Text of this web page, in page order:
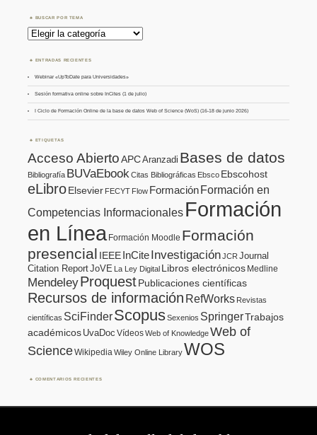
BUSCAR POR TEMA
Buscar
por
Tema
ENTRADAS RECIENTES
Webinar «UpToDate para Universidades»
Sesión formativa online sobre InCites (1 de julio)
I Ciclo de Formación Online de la base de datos Web of Science (WoS) (16-18 de junio 2026)
ETIQUETAS
Acceso AbiertoAPCAranzadi Bases de datos
Bibliografía BUVaEbookCitas Bibliográficas Ebsco Ebscohost
eLibroElsevier FECYT Flow FormaciónFormación en
Competencias Informacionales Formación
en Línea Formación Moodle Formación
presencial IEEE InCite InvestigaciónJCR Journal
Citation ReportJoVE La Ley Digital Libros electrónicos Medline
MendeleyProquestPublicaciones científicas
Recursos de información RefWorks Revistas
científicas SciFinderScopusSexenios SpringerTrabajos
académicos UvaDoc VídeosWeb of KnowledgeWeb of
ScienceWikipediaWiley Online LibraryWOS
COMENTARIOS RECIENTES